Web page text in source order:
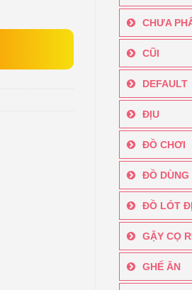
CHƯA
CŨI
DEFAULT
ĐỊU
ĐỒ CHƠI
ĐỒ DÙNG
ĐỒ LÓT
GẬY CỌ
GHẾ ĂN